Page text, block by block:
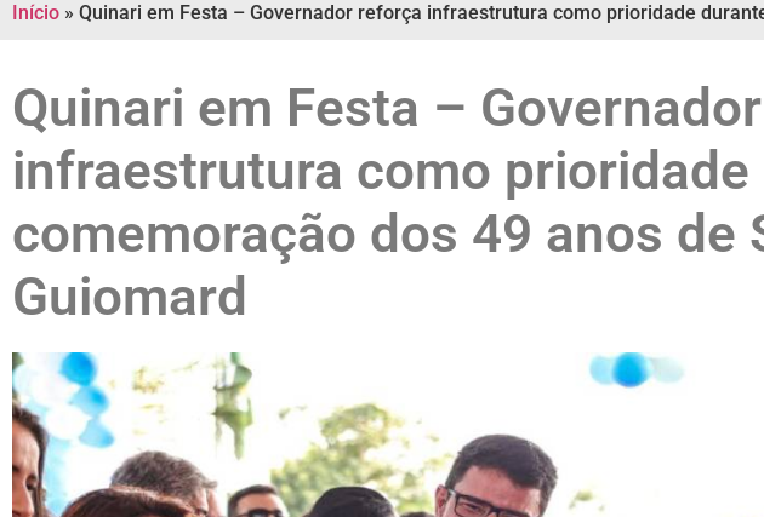
Início » Quinari em Festa – Governador reforça infraestrutura como prioridade
Quinari em Festa –
infraestrutura como prioridade
comemoração dos 49 anos de
Guiomard